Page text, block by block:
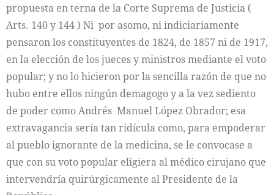
propuesta en terna de la Corte Suprema de Justicia (
Arts. 140 y 144 ) Ni por asomo, ni indiciariamente
pensaron los constituyentes de 1824, de 1857 ni de 1917,
en la elección de los jueces y ministros mediante el voto
popular; y no lo hicieron por la sencilla razón de que no
hubo entre ellos ningún demagogo y a la vez sediento
de poder como Andrés Manuel López Obrador; esa
extravagancia sería tan ridícula como, para empoderar
al pueblo ignorante de la medicina, se le convocase a
que con su voto popular eligiera al médico cirujano que
intervendría quirúrgicamente al Presidente de la